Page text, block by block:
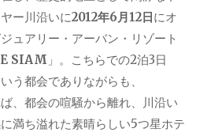
ー川沿いに2012年6月12日にオ
ュアリー・アーバン・リゾート
SIAM 」。こちらでの2泊3日
う都会でありながらも、
、都会の喧騒から離れ、川沿い
満ち溢れた素晴らしい5つ星ホテ